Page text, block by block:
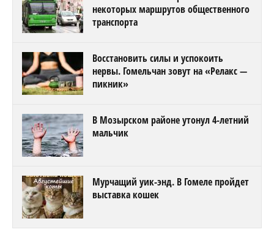
некоторых маршрутов общественного
транспорта
Восстановить силы и успокоить
нервы. Гомельчан зовут на «Релакс —
пикник»
В Мозырском районе утонул 4-летний
мальчик
Мурчащий уик-энд. В Гомеле пройдет
выставка кошек